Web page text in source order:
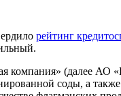
рейтинг
компания» (далее АО
соды, а